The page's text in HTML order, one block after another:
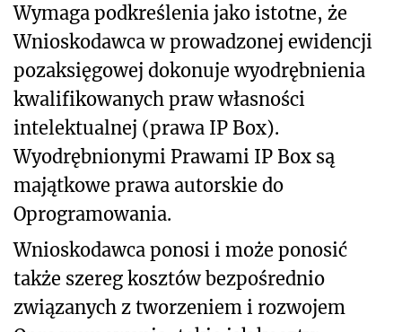
Wymaga podkreślenia jako istotne, że
Wnioskodawca w prowadzonej ewidencji
pozaksięgowej dokonuje wyodrębnienia
kwalifikowanych praw własności
intelektualnej (prawa IP Box).
Wyodrębnionymi Prawami IP Box są
majątkowe prawa autorskie do
Oprogramowania.
Wnioskodawca ponosi i może ponosić
także szereg kosztów bezpośrednio
związanych z tworzeniem i rozwojem